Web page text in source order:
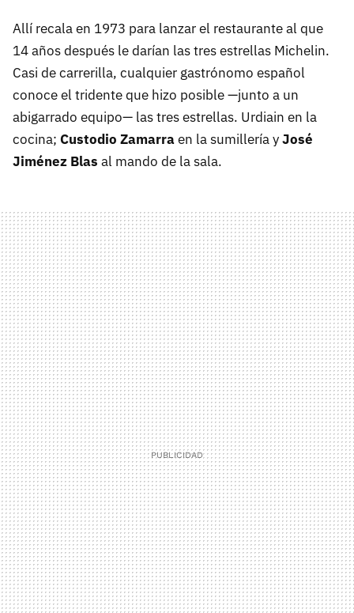
Allí recala en 1973 para lanzar el restaurante al que
14 años después le darían las tres estrellas Michelin.
Casi de carrerilla, cualquier gastrónomo español
conoce el tridente que hizo posible —junto a un
abigarrado equipo— las tres estrellas. Urdiain en la
cocina; Custodio Zamarraen la sumillería yJosé
Jiménez Blas al mando de la sala.